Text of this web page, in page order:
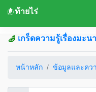
ท้ายไร่
เกร็ดความรู้เรื่องมะน
หน้าหลัก ข้อมูลและคว